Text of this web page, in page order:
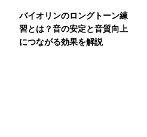
バイオリンのロングトーン練
習とは？音の安定と音質向上
につながる効果を解説